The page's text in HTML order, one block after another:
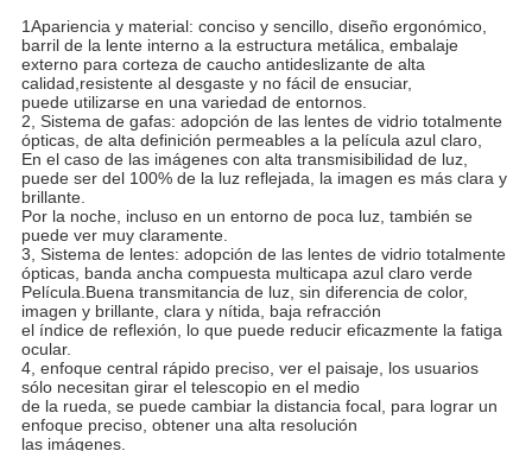
1Apariencia y material: conciso y sencillo, diseño ergonómico,
barril de la lente interno a la estructura metálica, embalaje
externo para corteza de caucho antideslizante de alta
calidad,resistente al desgaste y no fácil de ensuciar,
puede utilizarse en una variedad de entornos.
2, Sistema de gafas: adopción de las lentes de vidrio totalmente
ópticas, de alta definición permeables a la película azul claro,
En el caso de las imágenes con alta transmisibilidad de luz,
puede ser del 100% de la luz reflejada, la imagen es más clara y
brillante.
Por la noche, incluso en un entorno de poca luz, también se
puede ver muy claramente.
3, Sistema de lentes: adopción de las lentes de vidrio totalmente
ópticas, banda ancha compuesta multicapa azul claro verde
Película.Buena transmitancia de luz, sin diferencia de color,
imagen y brillante, clara y nítida, baja refracción
el índice de reflexión, lo que puede reducir eficazmente la fatiga
ocular.
4, enfoque central rápido preciso, ver el paisaje, los usuarios
sólo necesitan girar el telescopio en el medio
de la rueda, se puede cambiar la distancia focal, para lograr un
enfoque preciso, obtener una alta resolución
las imágenes.